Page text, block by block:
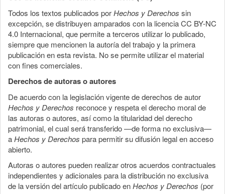
Todos los textos publicados porHechos y Derechos sin
excepción, se distribuyen amparados con la licencia CC BY-NC
4.0 Internacional, que permite a terceros utilizar lo publicado,
siempre que mencionen la autoría del trabajo y la primera
publicación en esta revista. No se permite utilizar el material
con fines comerciales.
Derechos de autoras o autores
De acuerdo con la legislación vigente de derechos de autor
Hechos y Derechos reconoce y respeta el derecho moral de
las autoras o autores, así como la titularidad del derecho
patrimonial, el cual será transferido —de forma no exclusiva—
aHechos y Derechos para permitir su difusión legal en acceso
abierto.
Autoras o autores pueden realizar otros acuerdos contractuales
independientes y adicionales para la distribución no exclusiva
de la versión del artículo publicado enHechos y Derechos (por